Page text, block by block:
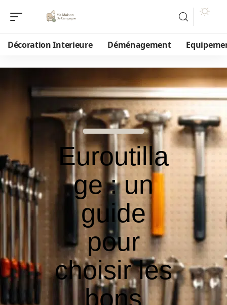
Décoration Interieure Déménagement
Euroutilla
ge : un
guide
pour
choisir les
bons